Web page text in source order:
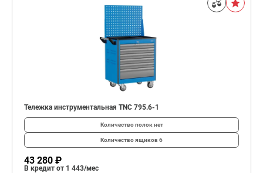
Тележка инструментальная TNC 795.6-1
Количество полокнет
Количество ящиков6
43 280 ₽
В кредит от 1 443/мес